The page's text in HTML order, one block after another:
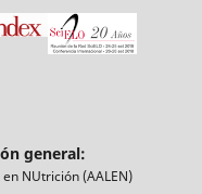
general:
NUtrición (AALEN)